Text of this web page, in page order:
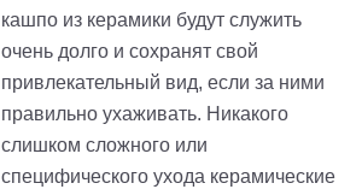
кашпо из керамики будут служить
очень долго и сохранят свой
привлекательный вид, если за ними
правильно ухаживать. Никакого
слишком сложного или
специфического ухода керамические